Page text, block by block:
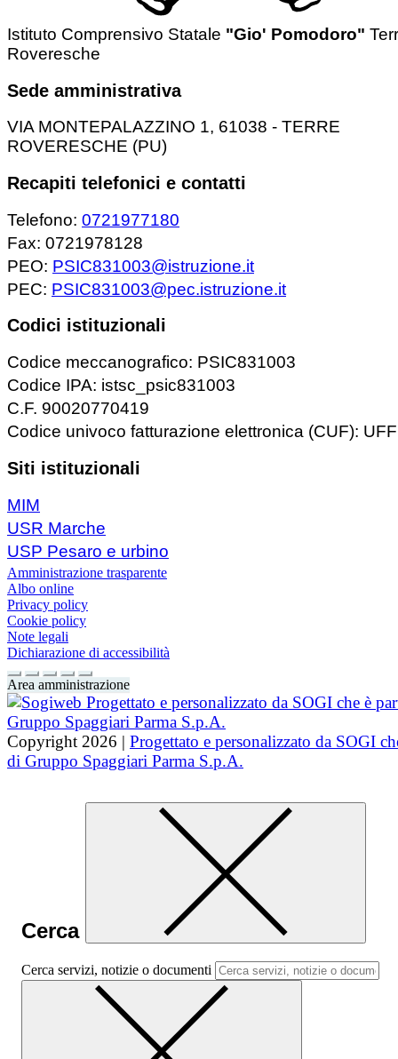
Istituto Comprensivo Statale "Gio' Pomodoro"
Roveresche
Sede amministrativa
VIA MONTEPALAZZINO 1, 61038 - TERRE
ROVERESCHE (PU)
Recapiti telefonici e contatti
Telefono: 0721977180
Fax: 0721978128
PEO: PSIC831003@istruzione.it
PEC: PSIC831003@pec.istruzione.it
Codici istituzionali
Codice meccanografico: PSIC831003
Codice IPA: istsc_psic831003
C.F. 90020770419
Codice univoco fatturazione elettronica (CUF):
Siti istituzionali
MIM
USR Marche
USP Pesaro e urbino
Amministrazione trasparente
Albo online
Privacy policy
Cookie policy
Note legali
Dichiarazione di accessibilità
Area amministrazione
Copyright 2026 | Progettato e personalizzato da SOGI
di Gruppo Spaggiari Parma S.p.A.
Cerca
Cerca servizi, notizie o documenti